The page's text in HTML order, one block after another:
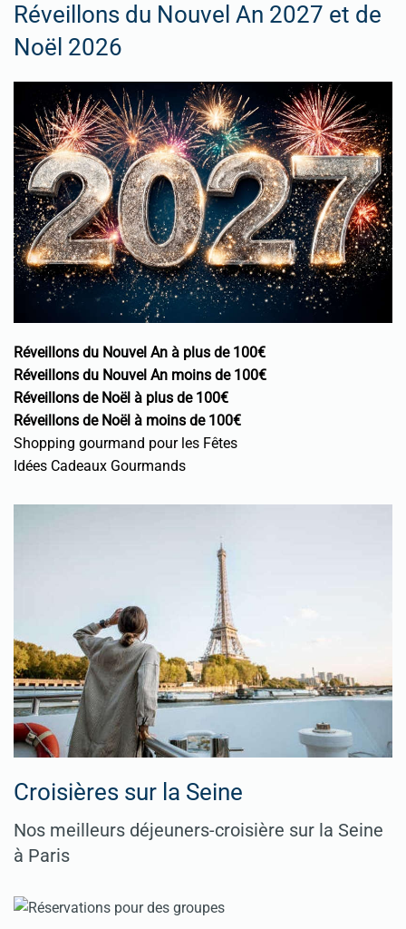
Réveillons du Nouvel An 2027 et de
Noël 2026
Réveillons du Nouvel An à plus de 100€
Réveillons du Nouvel An moins de 100€
Réveillons de Noël à plus de 100€
Réveillons de Noël à moins de 100€
Shopping gourmand pour les Fêtes
Idées Cadeaux Gourmands
Croisières sur la Seine
Nos meilleurs déjeuners-croisière sur la Seine
à Paris